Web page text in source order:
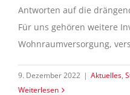
Antworten auf die
Für uns gehören weitere
Wohnraumversorgung,
9. Dezember 2022 | Aktuelles,
Weiterlesen